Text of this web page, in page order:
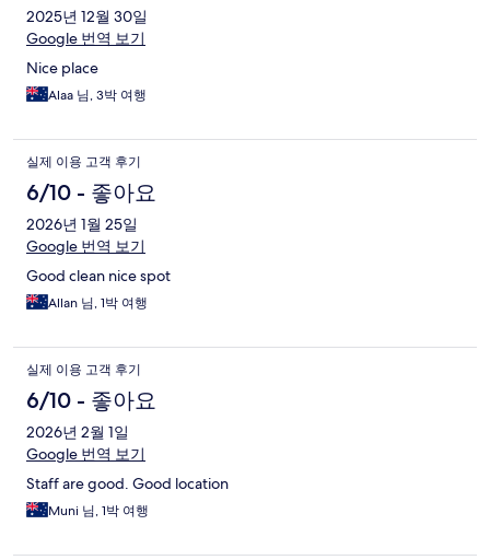
2025년 12월 30일
Google 번역 보기
Nice place
Alaa 님, 3박 여행
실제 이용 고객 후기
6/10 - 좋아요
2026년 1월 25일
Google 번역 보기
Good clean nice spot
Allan 님, 1박 여행
실제 이용 고객 후기
6/10 - 좋아요
2026년 2월 1일
Google 번역 보기
Staff are good. Good location
Muni 님, 1박 여행